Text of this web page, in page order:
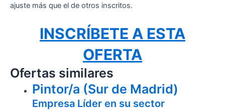
ajuste más que el de otros inscritos.
INSCRÍBETE A ESTA
OFERTA
Ofertas similares
Pintor/a (Sur de Madrid)
Empresa Líder en su sector